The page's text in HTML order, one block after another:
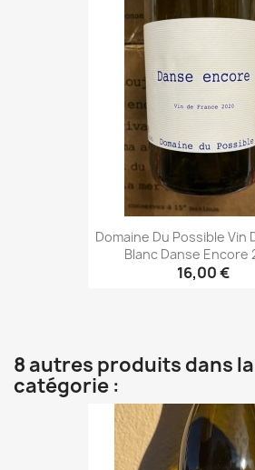
Domaine Du Possible Vin
Blanc Danse Encore
16,00 €
8 autres produits dans
catégorie :